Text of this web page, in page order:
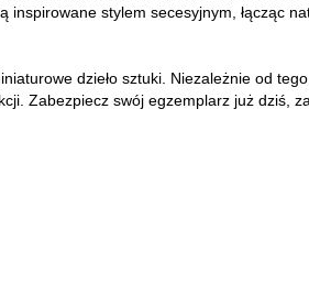
inspirowane stylem secesyjnym, łącząc
dzieło sztuki. Niezależnie od
Zabezpiecz swój egzemplarz już dziś,